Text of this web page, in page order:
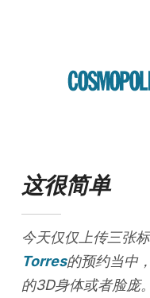
这很简单
今天仅仅上传三张
Torres的预约当中
的3D身体或者脸庞